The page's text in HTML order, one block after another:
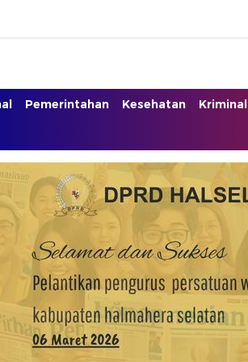
Pemerintahan Kesehatan Kriminal